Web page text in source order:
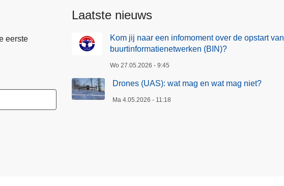
eerste
Laatste nieuws
Kom jij naar een infomoment over de opstart van
buurtinformatienetwerken (BIN)?
Wo 27.05.2026 - 9:45
Drones (UAS): wat mag en wat mag niet?
Ma 4.05.2026 - 11:18